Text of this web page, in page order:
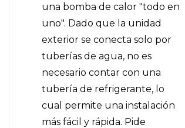
una bomba de calor "todo en
uno". Dado que la unidad
exterior se conecta solo por
tuberías de agua, no es
necesario contar con una
tubería de refrigerante, lo
cual permite una instalación
más fácil y rápida. Pide